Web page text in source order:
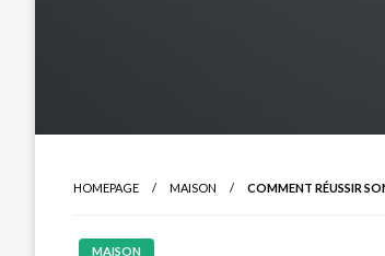
HOMEPAGE MAISON COMMENT RÉUSSIR
MAISON